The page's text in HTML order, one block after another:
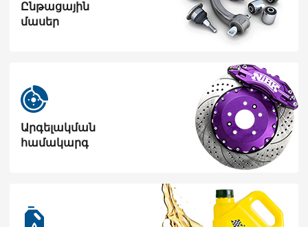
Ընթացային
մասեր
Արգելակման
համակարգ